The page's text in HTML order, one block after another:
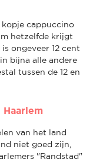
cappuccino
hetzelfde krijgt
ongeveer 12 cent
bijna alle andere
tussen de 12 en
van het land
niet goed zijn,
"Randstad"